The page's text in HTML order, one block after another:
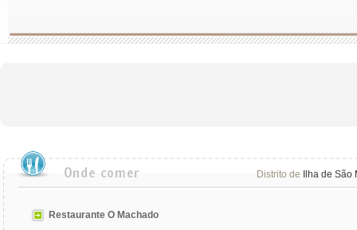
Distrito de Ilha de São
Restaurante O Machado